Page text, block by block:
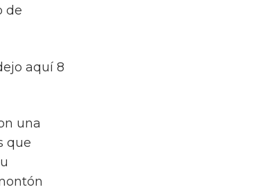
de
aquí 8
una
que